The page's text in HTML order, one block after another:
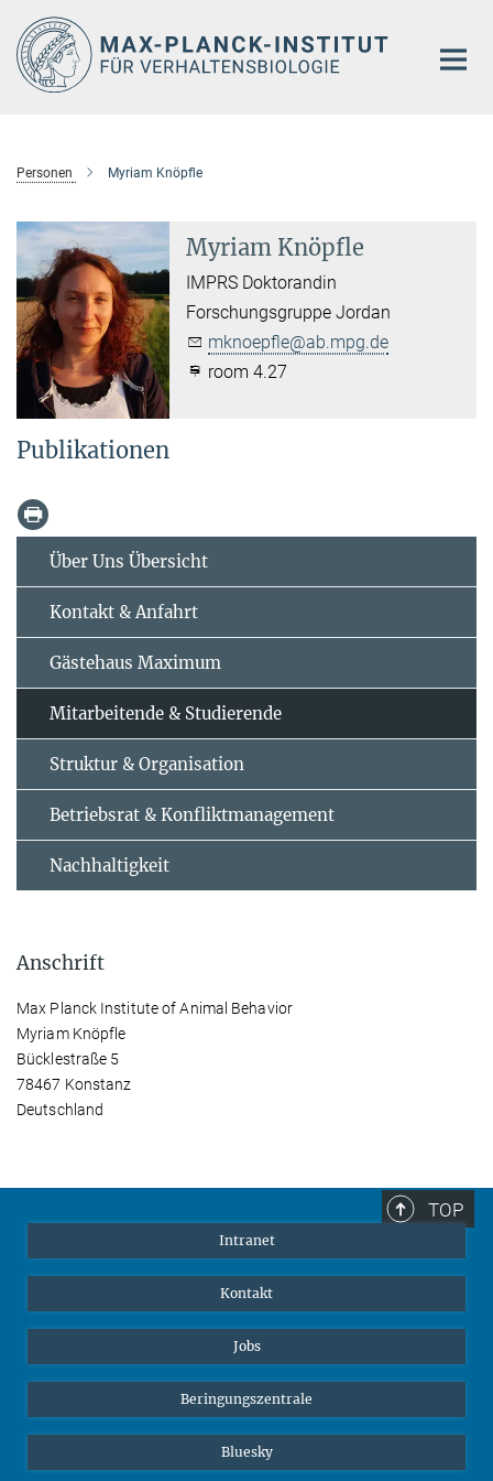
Hauptinhalt
Personen Myriam Knöpfle
Myriam Knöpfle
IMPRS Doktorandin
Forschungsgruppe Jordan
mknoepfle@ab.mpg.de
room 4.27
Publikationen
Über Uns Übersicht
Kontakt & Anfahrt
Gästehaus Maximum
Mitarbeitende & Studierende
Struktur & Organisation
Betriebsrat & Konfliktmanagement
Nachhaltigkeit
Anschrift
Max Planck Institute of Animal Behavior
Myriam Knöpfle
Bücklestraße 5
78467 Konstanz
Deutschland
TOP
Intranet
Kontakt
Jobs
Beringungszentrale
Bluesky